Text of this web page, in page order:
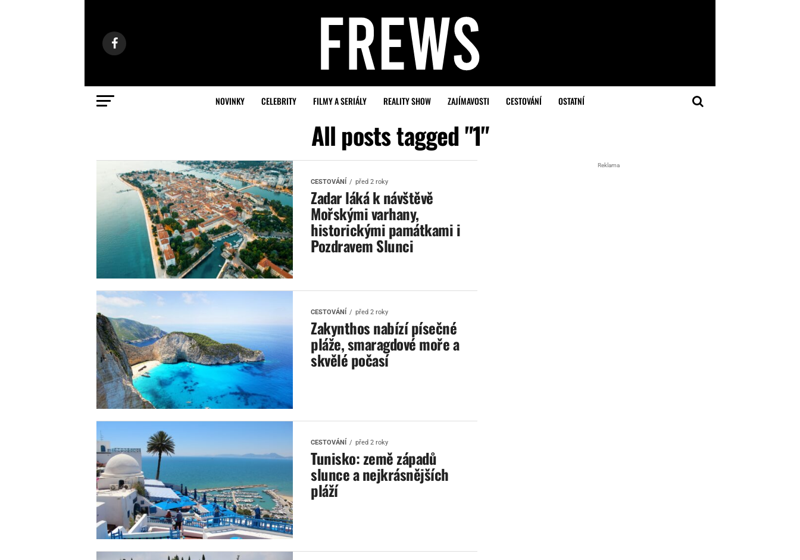
NOVINKY CELEBRITY FILMY A SERIÁLY REALITY SHOW ZAJÍMAVOSTI CESTOVÁNÍ OSTATNÍ
All posts tagged "1"
CESTOVÁNÍ před 2 roky
Zadar láká k návštěvě
Mořskými varhany,
historickými památkami i
Pozdravem Slunci
CESTOVÁNÍ před 2 roky
Zakynthos nabízí písečné
pláže, smaragdové moře a
skvělé počasí
CESTOVÁNÍ před 2 roky
Tunisko: země západů
slunce a nejkrásnějších
pláží
Reklama